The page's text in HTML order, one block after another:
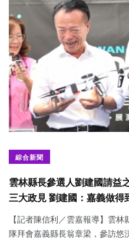
綜合新聞
雲林縣長參選人劉建國請益
三大政見 劉建國：嘉義做得
【記者陳信利／雲嘉報導】雲
隊拜會嘉義縣長翁章梁，參訪悠